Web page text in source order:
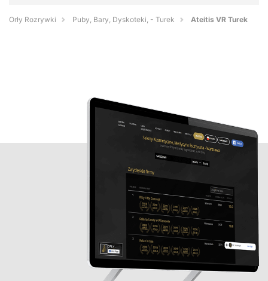
Orły Rozrywki Puby, Bary, Dyskoteki, - Turek Ateitis VR Turek